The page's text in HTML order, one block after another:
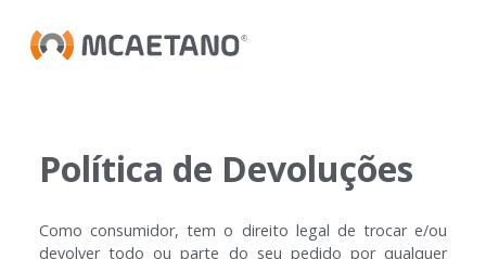
Política de Devoluções
Como consumidor, tem o direito legal de trocar e/ou
devolver todo ou parte do seu pedido por qualquer